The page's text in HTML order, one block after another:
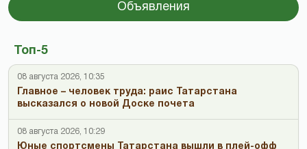
Объявления
Топ-5
08 августа 2026, 10:35
Главное – человек труда: раис Татарстана
высказался о новой Доске почета
08 августа 2026, 10:29
Юные спортсмены Татарстана вышли в плей-офф